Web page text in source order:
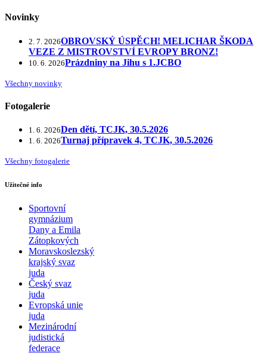
Novinky
2. 7. 2026OBROVSKÝ ÚSPĚCH! MELICHAR ŠKODA
VEZE Z MISTROVSTVÍ EVROPY BRONZ!
10. 6. 2026Prázdniny na Jihu s 1.JCBO
Všechny novinky
Fotogalerie
1. 6. 2026Den dětí, TCJK, 30.5.2026
1. 6. 2026Turnaj přípravek 4, TCJK, 30.5.2026
Všechny fotogalerie
Užitečné info
Sportovní
gymnázium
Dany a Emila
Zátopkových
Moravskoslezský
krajský svaz
juda
Český svaz
juda
Evropská unie
juda
Mezinárodní
judistická
federace